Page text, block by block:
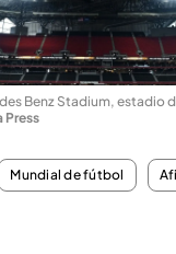
Benz Stadium, estadio
Press
Mundial de fútbol